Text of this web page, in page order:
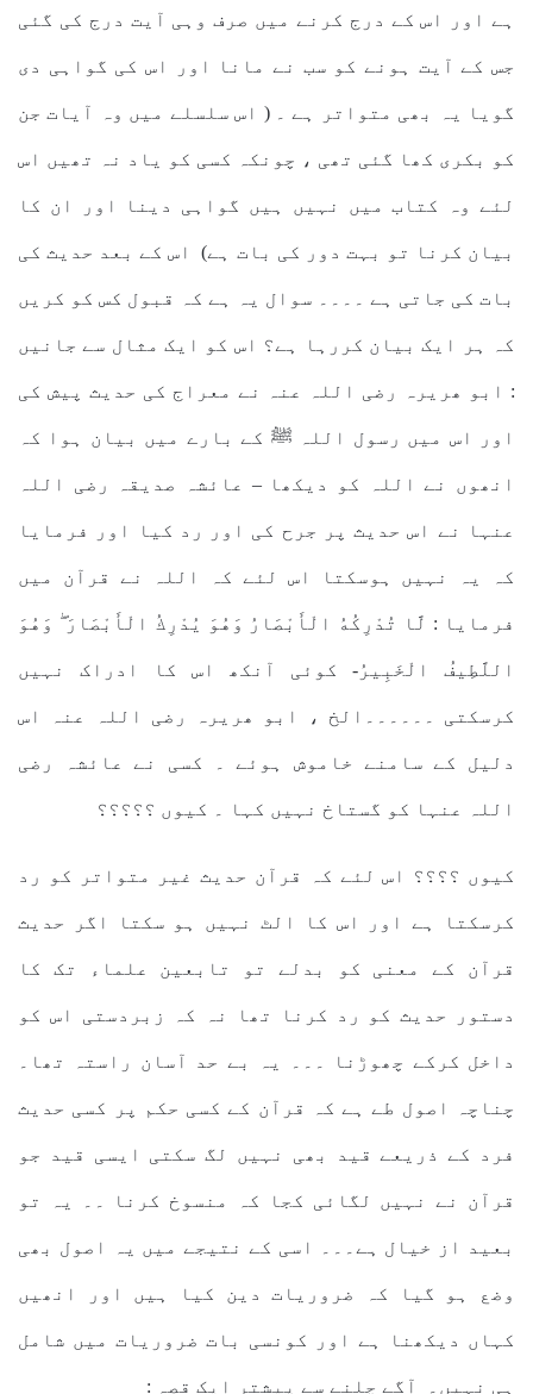
ہے اور اس کے درج کرنے میں صرف وہی آیت درج کی گئی
جس کے آیت ہونے کو سب نے مانا اور اس کی گواہی دی
گویا یہ بھی متواتر ہے ۔ ( اس سلسلے میں وہ آیات جن
کو بکری کھا گئی تھی ، چونکہ کسی کو یاد نہ تھیں اس
لئے وہ کتاب میں نہیں ہیں گواہی دینا اور ان کا
بیان کرنا تو بہت دور کی بات ہے) اس کے بعد حدیث کی
بات کی جاتی ہے ۔۔۔۔ سوال یہ ہے کہ قبول کس کو کریں
کہ ہر ایک بیان کررہا ہے؟ اس کو ایک مثال سے جانیں
: ابو ھریرہ رضی اللہ عنہ نے معراج کی حدیث پیش کی
اور اس میں رسول اللہ ﷺ کے بارے میں بیان ہوا کہ
انھوں نے اللہ کو دیکھا – عائشہ صدیقہ رضی اللہ
عنہا نے اس حدیث پر جرح کی اور رد کیا اور فرمایا
کہ یہ نہیں ہوسکتا اس لئے کہ اللہ نے قرآن میں
فرمایا : لَّا تُدْرِكُهُ الْأَبْصَارُ وَهُوَ يُدْرِكُ الْأَبْصَارَ ۖ وَهُوَ
اللَّطِيفُ الْخَبِيرُ- کوئی آنکھ اس کا ادراک نہیں
کرسکتی ۔۔۔۔۔۔الخ ، ابو ھریرہ رضی اللہ عنہ اس
دلیل کے سامنے خاموش ہوئے ۔ کسی نے عائشہ رضی
اللہ عنہا کو گستاخ نہیں کہا ۔ کیوں ؟؟؟؟؟
کیوں ؟؟؟؟ اس لئے کہ قرآن حدیث غیر متواتر کو رد
کرسکتا ہے اور اس کا الٹ نہیں ہو سکتا اگر حدیث
قرآن کے معنی کو بدلے تو تابعین علماء تک کا
دستور حدیث کو رد کرنا تھا نہ کہ زبردستی اس کو
داخل کرکے چھوڑنا ۔۔۔ یہ بے حد آسان راستہ تھا۔
چناچہ اصول طے ہے کہ قرآن کے کسی حکم پر کسی حدیث
فرد کے ذریعے قید بھی نہیں لگ سکتی ایسی قید جو
قرآن نے نہیں لگائی کجا کہ منسوخ کرنا ۔۔ یہ تو
بعید از خیال ہے۔۔۔ اسی کے نتیجے میں یہ اصول بھی
وضع ہو گیا کہ ضروریات دین کیا ہیں اور انھیں
کہاں دیکھنا ہے اور کونسی بات ضروریات میں شامل
ہی نہیں۔ آگے چلنے سے پیشتر ایک قصہ :